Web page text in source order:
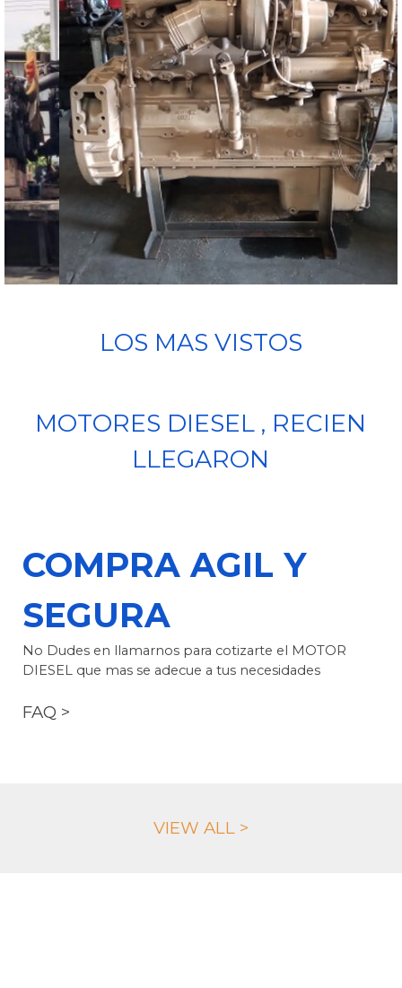
LOS MAS VISTOS
MOTORES DIESEL , RECIEN
LLEGARON
COMPRA AGIL Y
SEGURA
No Dudes en llamarnos para cotizarte el MOTOR
DIESEL que mas se adecue a tus necesidades
FAQ >
VIEW ALL >